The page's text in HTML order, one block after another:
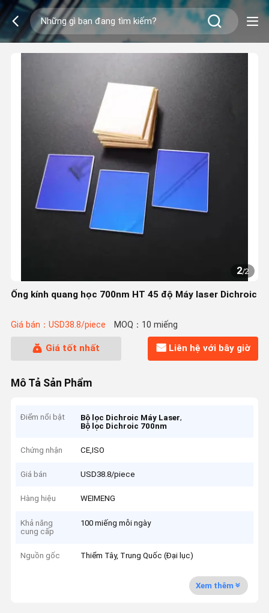
2/2
Ống kính quang học 700nm HT 45 độ Máy laser Dichroic
Giá bán：USD38.8/piece MOQ：10 miếng
Giá tốt nhất Liên hệ với bây giờ
Mô Tả Sản Phẩm
Điểm nổi bật Bộ lọc Dichroic Máy Laser,
Bộ lọc Dichroic 700nm
Chứng nhận CE,ISO
Giá bán USD38.8/piece
Hàng hiệu WEIMENG
Khả năng
cung cấp
100 miếng mỗi ngày
Nguồn gốc Thiểm Tây, Trung Quốc (Đại lục)
Xem thêm